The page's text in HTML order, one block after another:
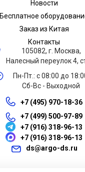
Новости
Бесплатное
Заказ из Китая
Контакты
105082, г. Москва,
Налесный переулок 4,
Пн-Пт.: с 08:00 до
Сб-Вс - Выходной
+7 (495) 970-18-36
+7 (499) 500-97-89
+7 (916) 318-96-13
+7 (916) 318-96-13
ds@argo-ds.ru